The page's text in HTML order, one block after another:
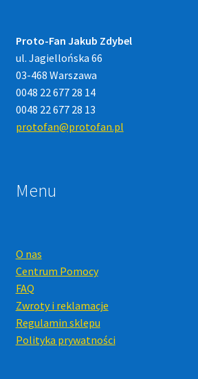
Proto-Fan Jakub Zdybel
ul. Jagiellońska 66
03-468 Warszawa
0048 22 677 28 14
0048 22 677 28 13
protofan@protofan.pl
Menu
O nas
Centrum Pomocy
FAQ
Zwroty i reklamacje
Regulamin sklepu
Polityka prywatności